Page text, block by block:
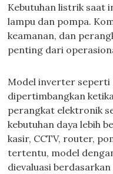
Kebutuhan listrik saat
lampu dan pompa.
keamanan, dan
penting dari
Model inverter seperti
dipertimbangkan
perangkat elektronik
kebutuhan daya lebih
kasir, CCTV, router,
tertentu, model
dievaluasi